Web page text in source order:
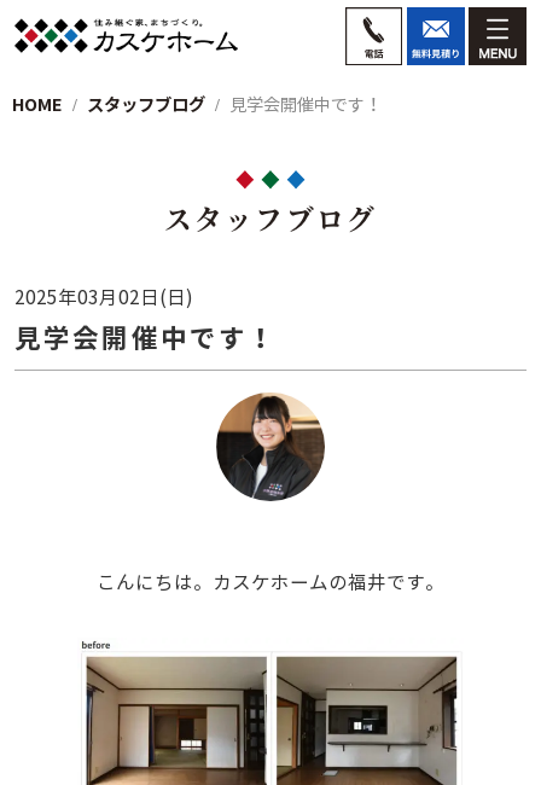
HOME スタッフブログ 見学会開催中です！
スタッフブログ
2025年03月02日(日)
見学会開催中です！
こんにちは。カスケホームの福井です。